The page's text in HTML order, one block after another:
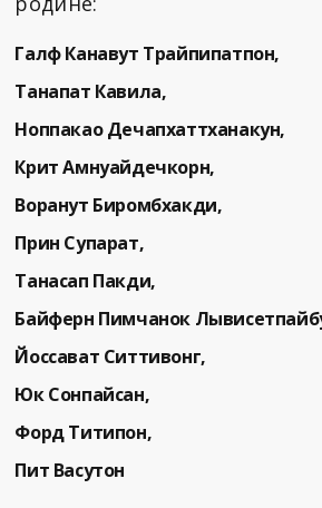
Галф Канавут Трайпипатпон,
Танапат Кавила,
Ноппакао Дечапхаттханакун,
Крит Амнуайдечкорн,
Воранут Биромбхакди,
Прин Супарат,
Танасап Пакди,
Байферн Пимчанок
Йоссават Ситтивонг,
Юк Сонпайсан,
Форд Титипон,
Пит Васутон